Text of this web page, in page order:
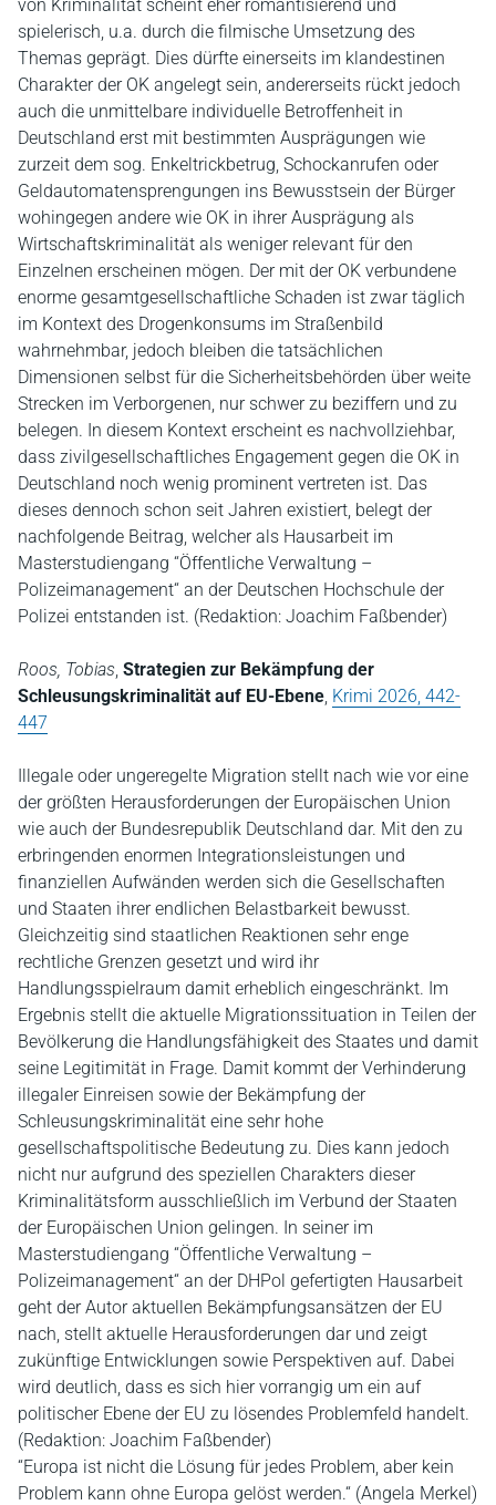
von Kriminalität scheint eher romantisierend und
spielerisch, u.a. durch die filmische Umsetzung des
Themas geprägt. Dies dürfte einerseits im klandestinen
Charakter der OK angelegt sein, andererseits rückt jedoch
auch die unmittelbare individuelle Betroffenheit in
Deutschland erst mit bestimmten Ausprägungen wie
zurzeit dem sog. Enkeltrickbetrug, Schockanrufen oder
Geldautomatensprengungen ins Bewusstsein der Bürger
wohingegen andere wie OK in ihrer Ausprägung als
Wirtschaftskriminalität als weniger relevant für den
Einzelnen erscheinen mögen. Der mit der OK verbundene
enorme gesamtgesellschaftliche Schaden ist zwar täglich
im Kontext des Drogenkonsums im Straßenbild
wahrnehmbar, jedoch bleiben die tatsächlichen
Dimensionen selbst für die Sicherheitsbehörden über weite
Strecken im Verborgenen, nur schwer zu beziffern und zu
belegen. In diesem Kontext erscheint es nachvollziehbar,
dass zivilgesellschaftliches Engagement gegen die OK in
Deutschland noch wenig prominent vertreten ist. Das
dieses dennoch schon seit Jahren existiert, belegt der
nachfolgende Beitrag, welcher als Hausarbeit im
Masterstudiengang “Öffentliche Verwaltung –
Polizeimanagement“ an der Deutschen Hochschule der
Polizei entstanden ist. (Redaktion: Joachim Faßbender)
Roos, Tobias Strategien zur Bekämpfung der
Schleusungskriminalität auf EU-Ebene Krimi 2026, 442-
447
Illegale oder ungeregelte Migration stellt nach wie vor eine
der größten Herausforderungen der Europäischen Union
wie auch der Bundesrepublik Deutschland dar. Mit den zu
erbringenden enormen Integrationsleistungen und
finanziellen Aufwänden werden sich die Gesellschaften
und Staaten ihrer endlichen Belastbarkeit bewusst.
Gleichzeitig sind staatlichen Reaktionen sehr enge
rechtliche Grenzen gesetzt und wird ihr
Handlungsspielraum damit erheblich eingeschränkt. Im
Ergebnis stellt die aktuelle Migrationssituation in Teilen der
Bevölkerung die Handlungsfähigkeit des Staates und damit
seine Legitimität in Frage. Damit kommt der Verhinderung
illegaler Einreisen sowie der Bekämpfung der
Schleusungskriminalität eine sehr hohe
gesellschaftspolitische Bedeutung zu. Dies kann jedoch
nicht nur aufgrund des speziellen Charakters dieser
Kriminalitätsform ausschließlich im Verbund der Staaten
der Europäischen Union gelingen. In seiner im
Masterstudiengang “Öffentliche Verwaltung –
Polizeimanagement“ an der DHPol gefertigten Hausarbeit
geht der Autor aktuellen Bekämpfungsansätzen der EU
nach, stellt aktuelle Herausforderungen dar und zeigt
zukünftige Entwicklungen sowie Perspektiven auf. Dabei
wird deutlich, dass es sich hier vorrangig um ein auf
politischer Ebene der EU zu lösendes Problemfeld handelt.
(Redaktion: Joachim Faßbender)
“Europa ist nicht die Lösung für jedes Problem, aber kein
Problem kann ohne Europa gelöst werden.“ (Angela Merkel)